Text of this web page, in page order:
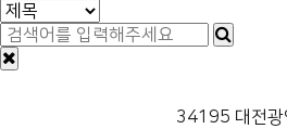
34195 대전